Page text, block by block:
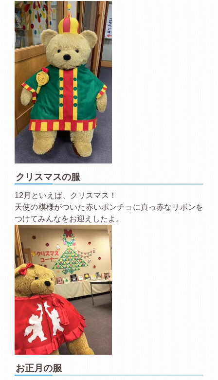
クリスマスの服
12月といえば、クリスマス！
天使の模様がついた赤いポンチョに真っ赤なリボンを
つけてみんなをお迎えしたよ。
お正月の服